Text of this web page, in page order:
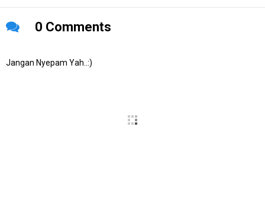
0 Comments
Jangan Nyepam Yah..:)